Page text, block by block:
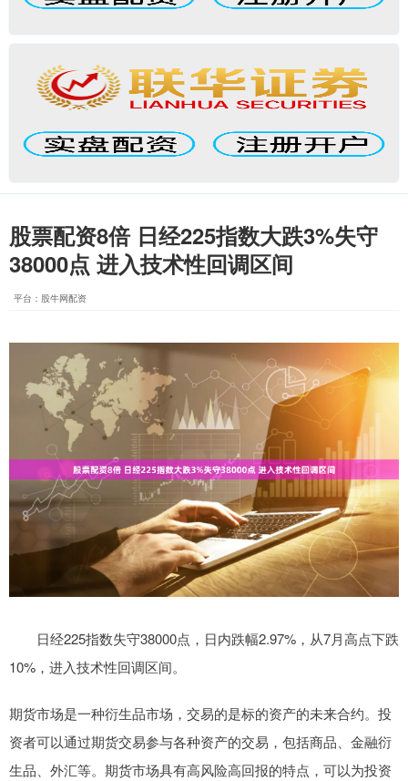
股票配资8倍 日经225指数大跌3%失守
38000点 进入技术性回调区间
平台：股牛网配资
日经225指数失守38000点，日内跌幅2.97%，从7月高点下跌
10%，进入技术性回调区间。
期货市场是一种衍生品市场，交易的是标的资产的未来合约。投
资者可以通过期货交易参与各种资产的交易，包括商品、金融衍
生品、外汇等。期货市场具有高风险高回报的特点，可以为投资